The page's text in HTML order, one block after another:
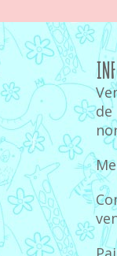
de